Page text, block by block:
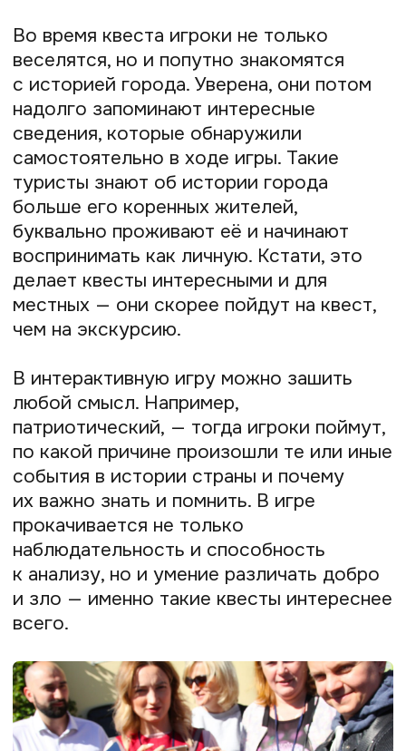
После перехода по ссылке у клиента
открывается платёжная страница, где он:
Оставляет свои данные
Выбирает удобный способ оплаты
Оплачивает покупку
После чего автоматически получает чек
на электронную почту.
покупателю достаточно ввести
электронной почты, чтобы перейти
к оплате
Благодаря Prodamus я подключила
могу продавать обучение, в том числе
и в рассрочку, жителям России,
Казахстана, Беларуси и Кыргызстана.
Это как раз то, что мне нужно, — так
я охватываю большую часть
русскоговорящей аудитории.
В результате хороших квестологов
становится больше — а это и есть моя
главная цель.
Оставьте заявку
на подключение платёжного
модуля Prodamus и принимайте